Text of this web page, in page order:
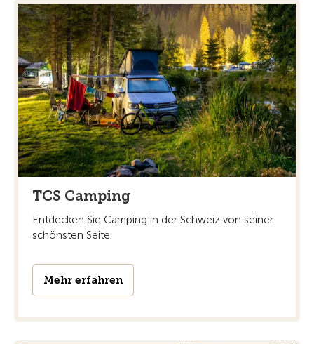
TCS Camping
Entdecken Sie Camping in der Schweiz von seiner
schönsten Seite.
Mehr erfahren